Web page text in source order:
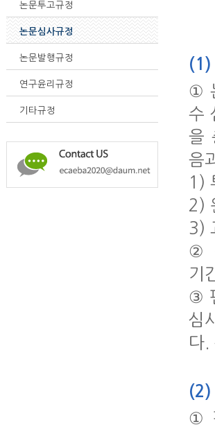
논문투고규정
논문심사규정
논문발행규정
연구윤리규정
기타규정
(1)
①
수
을
음
1)
2)
3)
②
기
③
심
다.
(2)
①